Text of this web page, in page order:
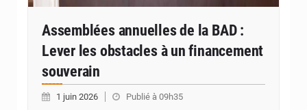
Assemblées annuelles de la BAD :
Lever les obstacles à un financement
souverain
1 juin 2026 Publié à 09h35